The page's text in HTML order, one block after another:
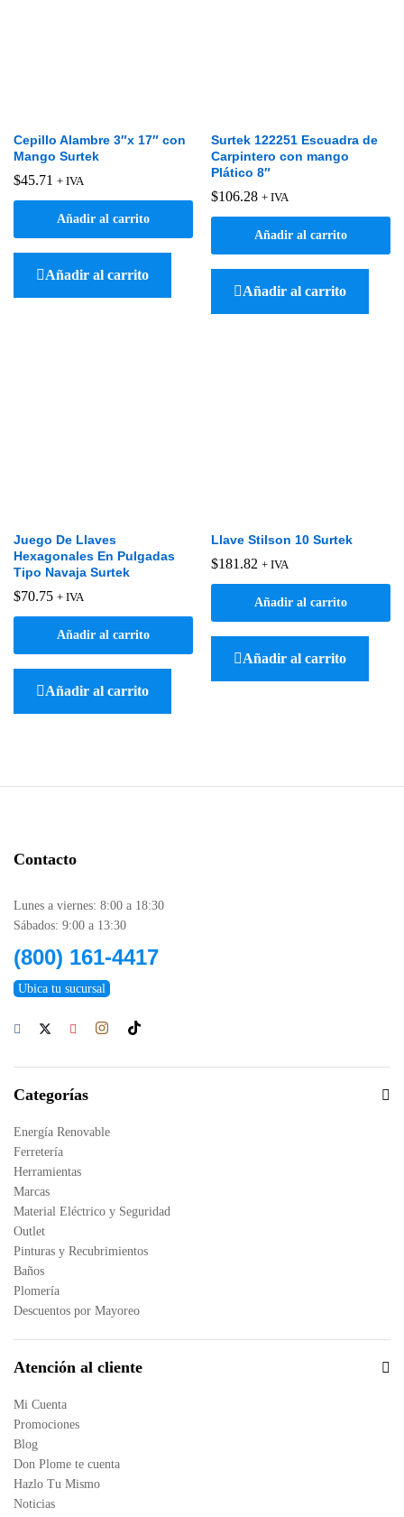
Cepillo Alambre 3″x 17″ con
Mango Surtek
$45.71 + IVA
Añadir al carrito
Añadir al carrito
Surtek 122251 Escuadra de
Carpintero con mango
Plático 8″
$106.28 + IVA
Añadir al carrito
Añadir al carrito
Juego De Llaves
Hexagonales En Pulgadas
Tipo Navaja Surtek
$70.75 + IVA
Añadir al carrito
Añadir al carrito
Llave Stilson 10 Surtek
$181.82 + IVA
Añadir al carrito
Añadir al carrito
Contacto
Lunes a viernes: 8:00 a 18:30
Sábados: 9:00 a 13:30
(800) 161-4417
Ubica tu sucursal
Categorías
Energía Renovable
Ferretería
Herramientas
Marcas
Material Eléctrico y Seguridad
Outlet
Pinturas y Recubrimientos
Baños
Plomería
Descuentos por Mayoreo
Atención al cliente
Mi Cuenta
Promociones
Blog
Don Plome te cuenta
Hazlo Tu Mismo
Noticias